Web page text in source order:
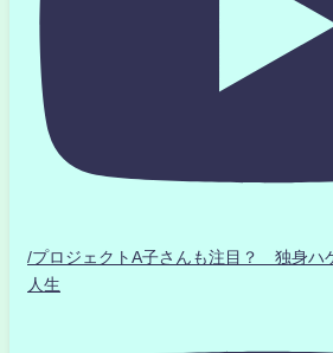
/プロジェクトA子さんも注目？ 独身ハ
人生